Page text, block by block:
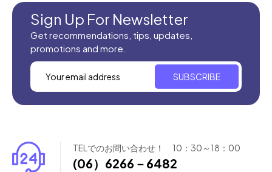
Sign Up For Newsletter
Get recommendations, tips, updates,
promotions and more.
SUBSCRIBE
TELでのお問い合わせ！ 10：30～18：00
(06）6266－6482